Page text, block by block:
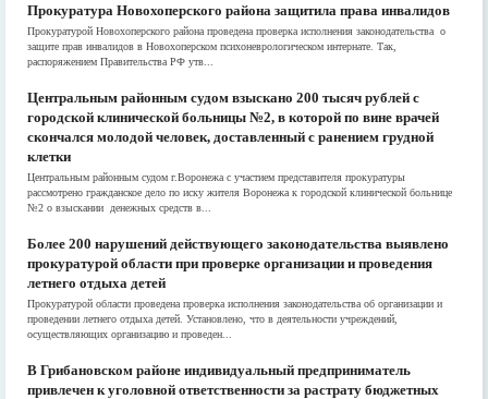
Прокуратура Новохоперского района защитила права инвалидов
Прокуратурой Новохоперского района проведена проверка исполнения законодательства о
защите прав инвалидов в Новохоперском психоневрологическом интернате. Так,
распоряжением Правительства РФ утв...
Центральным районным судом взыскано 200 тысяч рублей с
городской клинической больницы №2, в которой по вине врачей
скончался молодой человек, доставленный с ранением грудной
клетки
Центральным районным судом г.Воронежа с участием представителя прокуратуры
рассмотрено гражданское дело по иску жителя Воронежа к городской клинической больнице
№2 о взыскании денежных средств в...
Более 200 нарушений действующего законодательства выявлено
прокуратурой области при проверке организации и проведения
летнего отдыха детей
Прокуратурой области проведена проверка исполнения законодательства об организации и
проведении летнего отдыха детей. Установлено, что в деятельности учреждений,
осуществляющих организацию и проведен...
В Грибановском районе индивидуальный предприниматель
привлечен к уголовной ответственности за растрату бюджетных